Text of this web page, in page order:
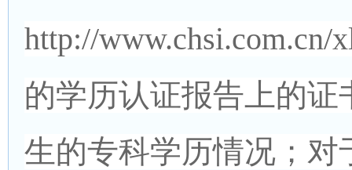
http://
的学历认证报告上的
生的专科学历情况；对